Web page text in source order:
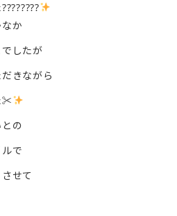
か
したが
きながら
✂︎
の
で
せて